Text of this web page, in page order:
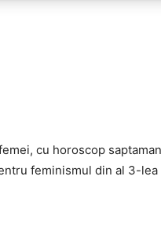
cu horoscop
feminismul din al 3-